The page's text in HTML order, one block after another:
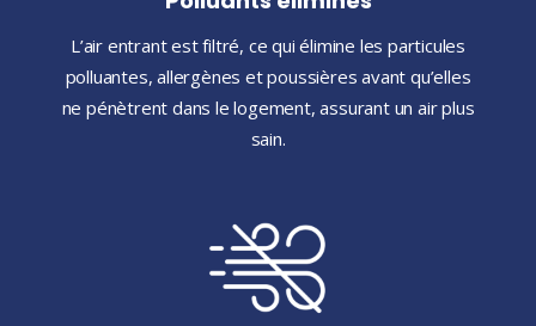
L’air entrant est filtré, ce qui élimine les particules
polluantes, allergènes et poussières avant qu’elles
ne pénètrent dans le logement, assurant un air plus
sain.